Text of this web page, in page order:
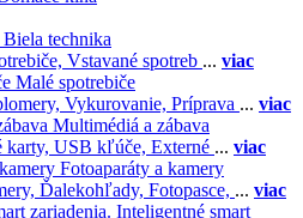
Biela technika
Vstavané spotreb ... viac
Malé spotrebiče
Vykurovanie, Príprava ... viac
Multimédiá a zábava
karty, USB kľúče, Externé ... viac
Fotoaparáty a kamery
Ďalekohľady, Fotopasce, ... viac
Inteligentné smart